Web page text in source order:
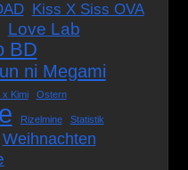
Kiss X Siss OVA
Love Lab
BD
ni Megami
x Kimi Ostern
Rizelmine Statistik
Weihnachten